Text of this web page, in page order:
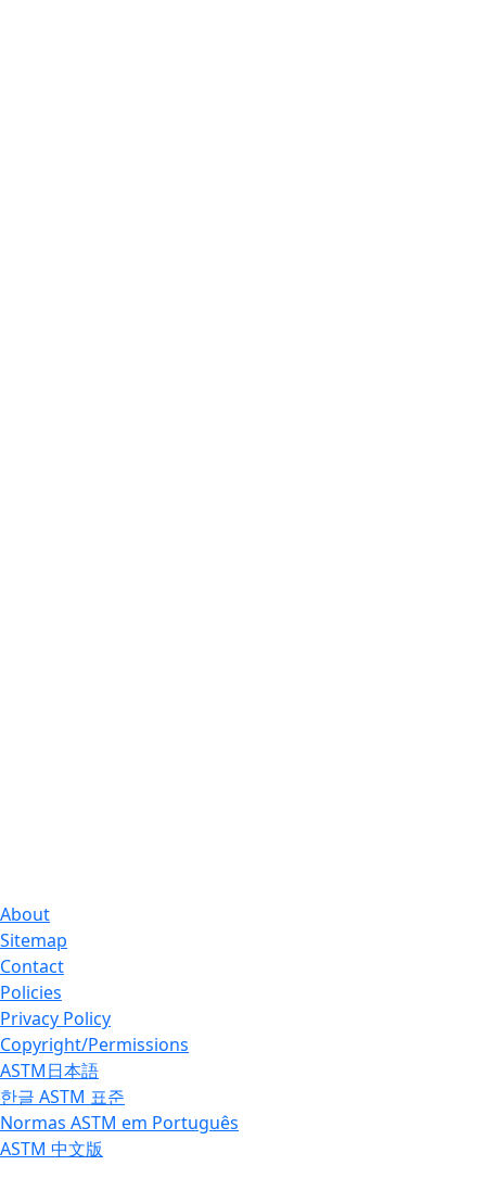
About
Sitemap
Contact
Policies
Privacy Policy
Copyright/Permissions
ASTM日本語
한글 ASTM 표준
Normas ASTM em Português
ASTM 中文版